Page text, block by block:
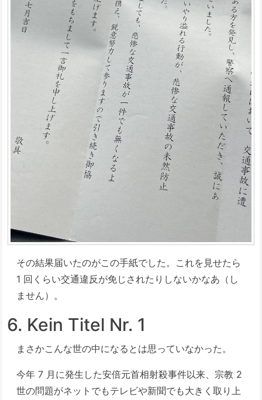
その結果届いたのがこの手紙でした。これを見せたら
1 回くらい交通違反が免じされたりしないかなあ（し
ません）。
6. Kein Titel Nr. 1
まさかこんな世の中になるとは思っていなかった。
今年 7 月に発生した安倍元首相射殺事件以来、宗教 2
世の問題がネットでもテレビや新聞でも大きく取り上